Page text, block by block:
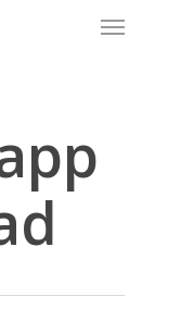
Menu